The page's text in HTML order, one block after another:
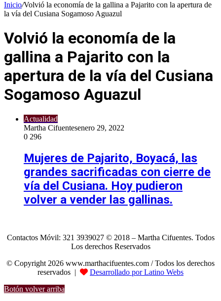
Inicio/Volvió la economía de la gallina a Pajarito con la apertura de
la vía del Cusiana Sogamoso Aguazul
Volvió la economía de la
gallina a Pajarito con la
apertura de la vía del Cusiana
Sogamoso Aguazul
Actualidad
Martha Cifuentesenero 29, 2022
0 296
Mujeres de Pajarito, Boyacá, las
grandes sacrificadas con cierre de
vía del Cusiana. Hoy pudieron
volver a vender las gallinas.
Contactos Móvil: 321 3939027 © 2018 – Martha Cifuentes. Todos
Los derechos Reservados
© Copyright 2026 www.marthacifuentes.com / Todos los derechos
reservados |
Desarrollado por Latino Webs
Botón volver arriba